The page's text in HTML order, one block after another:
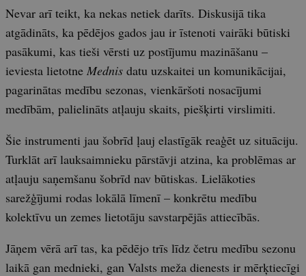
Nevar arī teikt, ka nekas netiek darīts. Diskusijā tika
atgādināts, ka pēdējos gados jau ir īstenoti vairāki būtiski
pasākumi, kas tieši vērsti uz postījumu mazināšanu –
ieviesta lietotne Mednis datu uzskaitei un komunikācijai,
pagarinātas medību sezonas, vienkāršoti nosacījumi
medībām, palielināts atļauju skaits, piešķirti virslimiti.
Šie instrumenti jau šobrīd ļauj elastīgāk reaģēt uz situāciju.
Turklāt arī lauksaimnieku pārstāvji atzina, ka problēmas ar
atļauju saņemšanu šobrīd nav būtiskas. Lielākoties
sarežģījumi rodas lokālā līmenī – konkrētu medību
kolektīvu un zemes lietotāju savstarpējās attiecībās.
Jāņem vērā arī tas, ka pēdējo trīs līdz četru medību sezonu
laikā gan mednieki, gan Valsts meža dienests ir mērķtiecīgi